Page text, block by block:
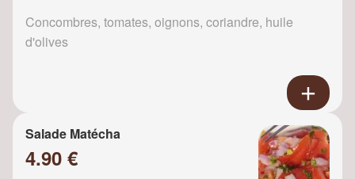
Concombres, tomates, oignons, coriandre, huile
d'olives
Salade Matécha
4.90 €